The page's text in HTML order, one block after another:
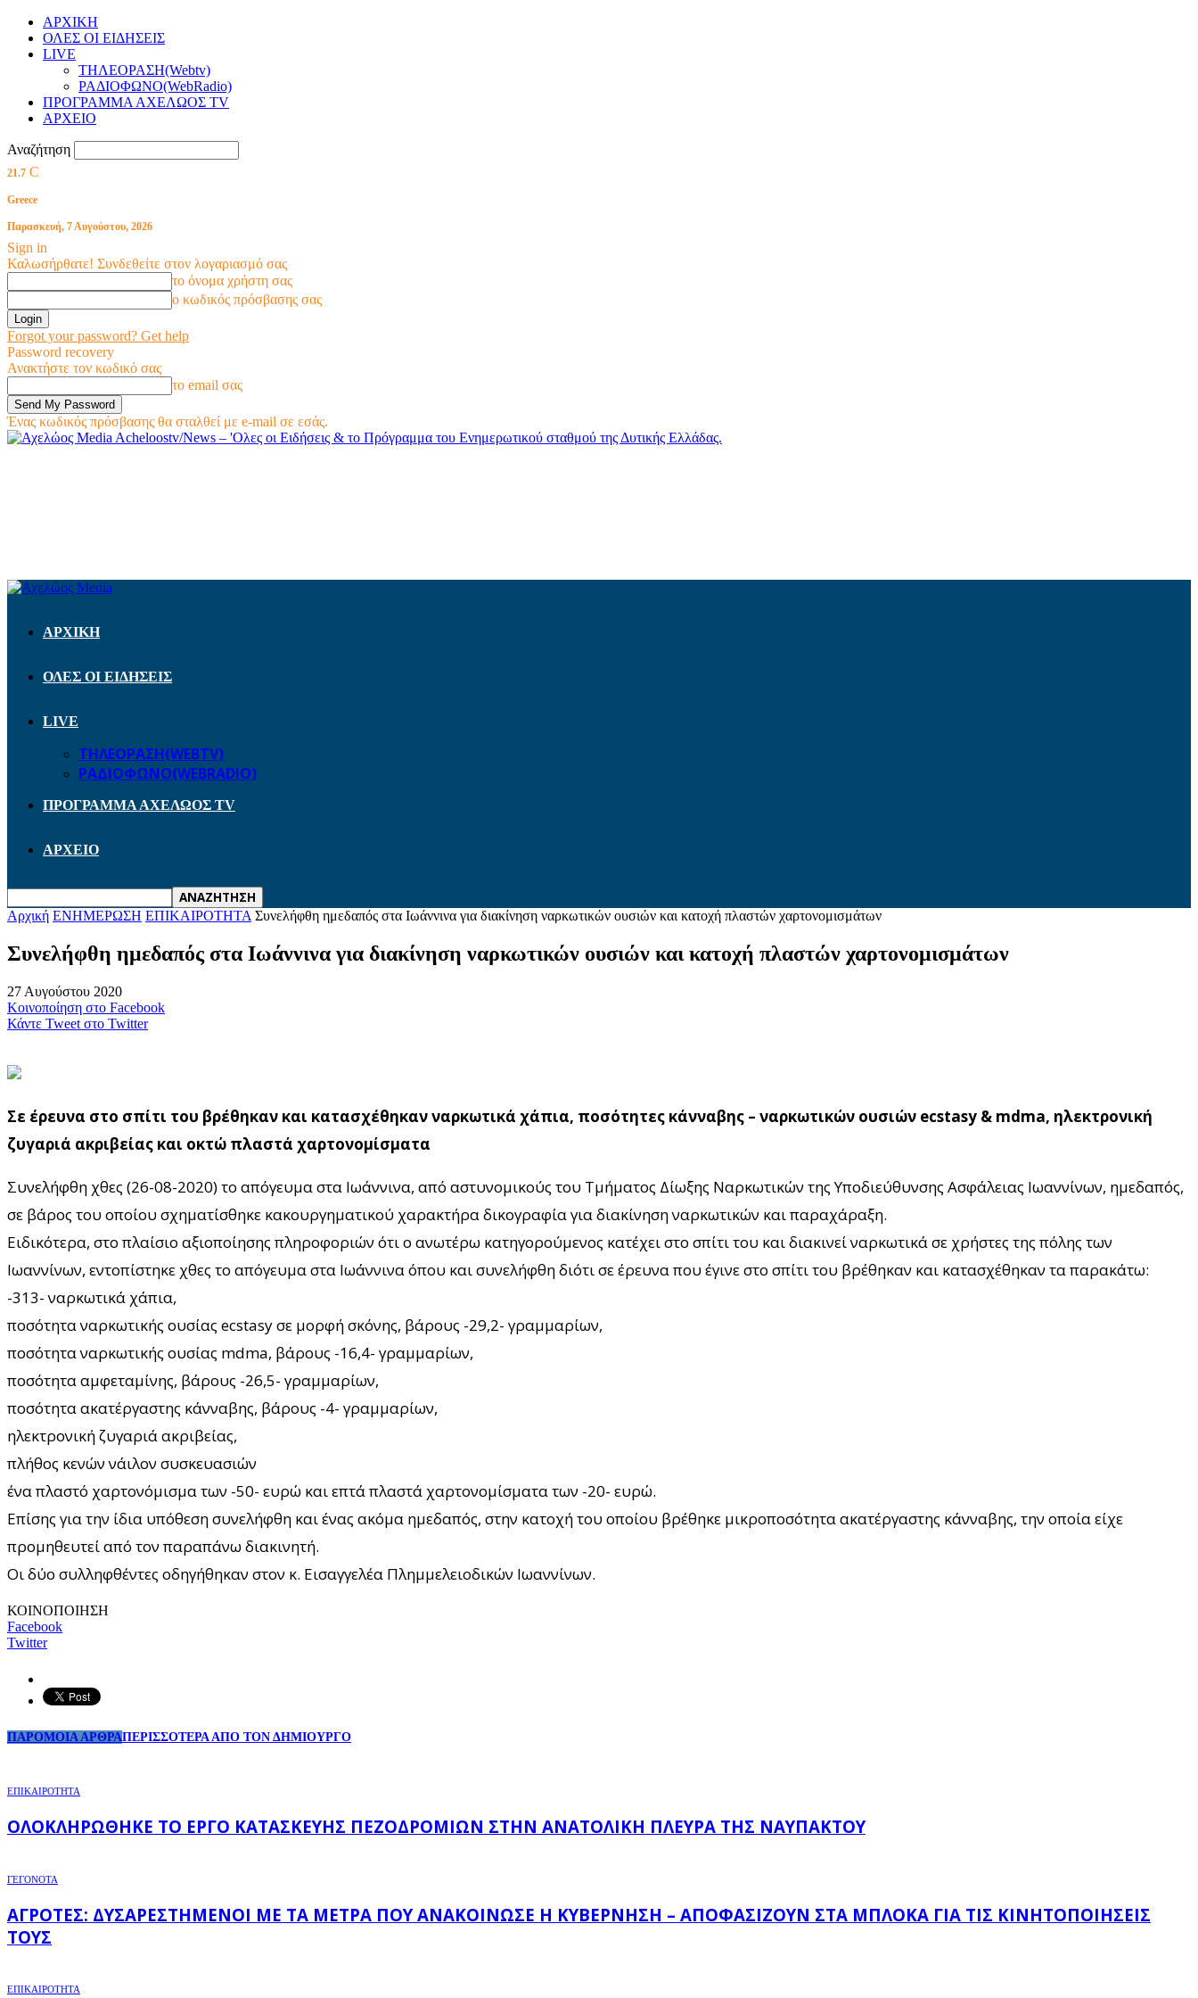
ΑΡΧΙΚΗ
ΟΛΕΣ ΟΙ ΕΙΔΗΣΕΙΣ
LIVE
ΤΗΛΕΟΡΑΣΗ(Webtv)
ΡΑΔΙΟΦΩΝΟ(WebRadio)
ΠΡΟΓΡΑΜΜΑ ΑΧΕΛΩΟΣ TV
ΑΡΧΕΙΟ
Αναζήτηση
21.7 C
Greece
Παρασκευή, 7 Αυγούστου, 2026
Sign in
Καλωσήρθατε! Συνδεθείτε στον λογαριασμό σας
το όνομα χρήστη σας
ο κωδικός πρόσβασης σας
Forgot your password? Get help
Password recovery
Ανακτήστε τον κωδικό σας
το email σας
Ένας κωδικός πρόσβασης θα σταλθεί με e-mail σε εσάς.
Acheloostv/News – 'Ολες οι Ειδήσεις & το Πρόγραμμα του Ενημερωτικού σταθμού της Δυτικής Ελλάδας.
ΑΡΧΙΚΗ
ΟΛΕΣ ΟΙ ΕΙΔΗΣΕΙΣ
LIVE
ΤΗΛΕΟΡΑΣΗ(WEBTV)
ΡΑΔΙΟΦΩΝΟ(WEBRADIO)
ΠΡΟΓΡΑΜΜΑ ΑΧΕΛΩΟΣ TV
ΑΡΧΕΙΟ
Αρχική ΕΝΗΜΕΡΩΣΗ ΕΠΙΚΑΙΡΟΤΗΤΑ Συνελήφθη ημεδαπός στα Ιωάννινα για διακίνηση ναρκωτικών ουσιών και κατοχή πλαστών χαρτονομισμάτων
Συνελήφθη ημεδαπός στα Ιωάννινα για διακίνηση ναρκωτικών ουσιών και κατοχή πλαστών χαρτονομισμάτων
27 Αυγούστου 2020
Κοινοποίηση στο Facebook
Κάντε Tweet στο Twitter
Σε έρευνα στο σπίτι του βρέθηκαν και κατασχέθηκαν ναρκωτικά χάπια, ποσότητες κάνναβης – ναρκωτικών ουσιών ecstasy & mdma, ηλεκτρονική
ζυγαριά ακριβείας και οκτώ πλαστά χαρτονομίσματα
Συνελήφθη χθες (26-08-2020) το απόγευμα στα Ιωάννινα, από αστυνομικούς του Τμήματος Δίωξης Ναρκωτικών της Υποδιεύθυνσης Ασφάλειας Ιωαννίνων, ημεδαπός,
σε βάρος του οποίου σχηματίσθηκε κακουργηματικού χαρακτήρα δικογραφία για διακίνηση ναρκωτικών και παραχάραξη.
Ειδικότερα, στο πλαίσιο αξιοποίησης πληροφοριών ότι ο ανωτέρω κατηγορούμενος κατέχει στο σπίτι του και διακινεί ναρκωτικά σε χρήστες της πόλης των
Ιωαννίνων, εντοπίστηκε χθες το απόγευμα στα Ιωάννινα όπου και συνελήφθη διότι σε έρευνα που έγινε στο σπίτι του βρέθηκαν και κατασχέθηκαν τα παρακάτω:
-313- ναρκωτικά χάπια,
ποσότητα ναρκωτικής ουσίας ecstasy σε μορφή σκόνης, βάρους -29,2- γραμμαρίων,
ποσότητα ναρκωτικής ουσίας mdma, βάρους -16,4- γραμμαρίων,
ποσότητα αμφεταμίνης, βάρους -26,5- γραμμαρίων,
ποσότητα ακατέργαστης κάνναβης, βάρους -4- γραμμαρίων,
ηλεκτρονική ζυγαριά ακριβείας,
πλήθος κενών νάιλον συσκευασιών
ένα πλαστό χαρτονόμισμα των -50- ευρώ και επτά πλαστά χαρτονομίσματα των -20- ευρώ.
Επίσης για την ίδια υπόθεση συνελήφθη και ένας ακόμα ημεδαπός, στην κατοχή του οποίου βρέθηκε μικροποσότητα ακατέργαστης κάνναβης, την οποία είχε
προμηθευτεί από τον παραπάνω διακινητή.
Οι δύο συλληφθέντες οδηγήθηκαν στον κ. Εισαγγελέα Πλημμελειοδικών Ιωαννίνων.
ΚΟΙΝΟΠΟΙΗΣΗ
Facebook
Twitter
ΠΑΡΟΜΟΙΑ ΑΡΘΡΑΠΕΡΙΣΣΟΤΕΡΑ ΑΠΟ ΤΟΝ ΔΗΜΙΟΥΡΓΟ
ΕΠΙΚΑΙΡΟΤΗΤΑ
ΟΛΟΚΛΗΡΏΘΗΚΕ ΤΟ ΈΡΓΟ ΚΑΤΑΣΚΕΥΉΣ ΠΕΖΟΔΡΟΜΊΩΝ ΣΤΗΝ ΑΝΑΤΟΛΙΚΉ ΠΛΕΥΡΆ ΤΗΣ ΝΑΥΠΆΚΤΟΥ
ΓΕΓΟΝΟΤΑ
ΑΓΡΌΤΕΣ: ΔΥΣΑΡΕΣΤΗΜΈΝΟΙ ΜΕ ΤΑ ΜΈΤΡΑ ΠΟΥ ΑΝΑΚΟΊΝΩΣΕ Η ΚΥΒΈΡΝΗΣΗ – ΑΠΟΦΑΣΊΖΟΥΝ ΣΤΑ ΜΠΛΌΚΑ ΓΙΑ ΤΙΣ ΚΙΝΗΤΟΠΟΙΉΣΕΙΣ
ΤΟΥΣ
ΕΠΙΚΑΙΡΟΤΗΤΑ